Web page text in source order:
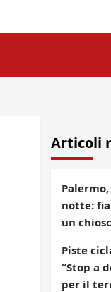
Articoli
notte:
un
Piste
“Stop a
per il